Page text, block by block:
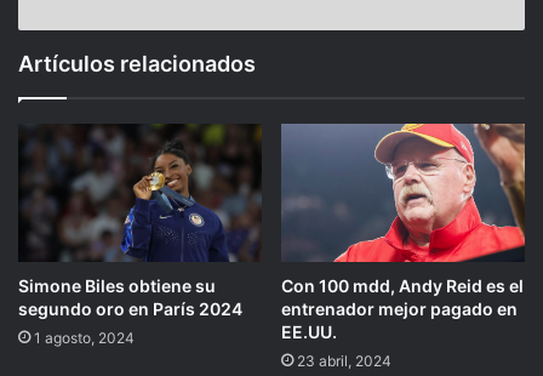
Artículos relacionados
Simone Biles obtiene su
segundo oro en París 2024
1 agosto, 2024
Con 100 mdd, Andy Reid es el
entrenador mejor pagado en
EE.UU.
23 abril, 2024